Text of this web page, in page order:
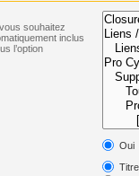
souhaitez
inclus
l’option
Oui